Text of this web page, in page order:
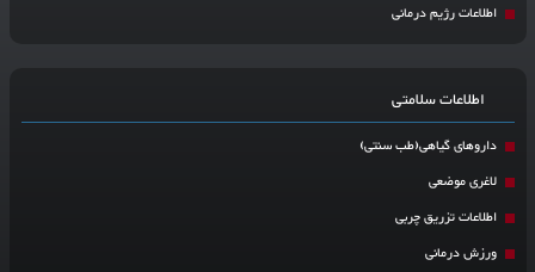
اطلاعات رژیم درمانی
اطلاعات سلامتی
داروهای گیاهی(طب سنتی)
لاغری موضعی
اطلاعات تزریق چربی
ورزش درمانی